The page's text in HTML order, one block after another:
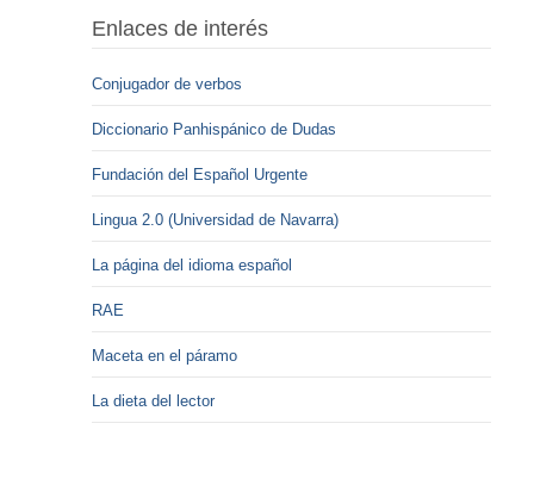
Enlaces de interés
Conjugador de verbos
Diccionario Panhispánico de Dudas
Fundación del Español Urgente
Lingua 2.0 (Universidad de Navarra)
La página del idioma español
RAE
Maceta en el páramo
La dieta del lector